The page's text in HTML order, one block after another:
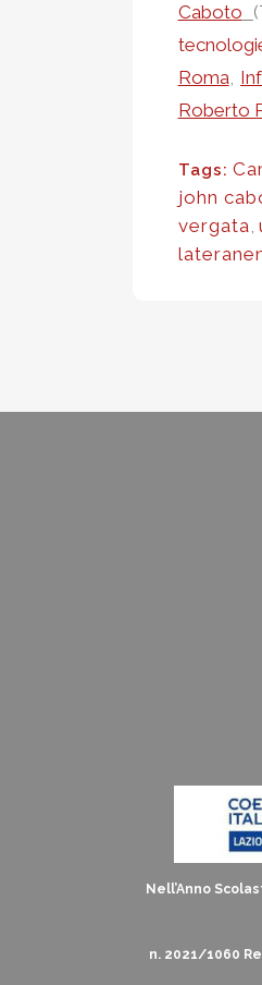
Caboto
Roma,
Roberto
Tags:
john
vergata,
Nell’Anno
n. 2021/1060